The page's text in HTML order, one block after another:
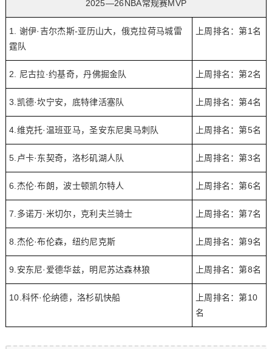
2025—26NBA常规赛MVP
1. 谢伊·吉尔杰斯-亚历山大，俄克拉荷马城雷
霆队
上周排名：第1名
2. 尼古拉·约基奇，丹佛掘金队 上周排名：第2名
3.凯德·坎宁安，底特律活塞队 上周排名：第4名
4.维克托·温班亚马，圣安东尼奥马刺队 上周排名：第5名
5.卢卡·东契奇，洛杉矶湖人队 上周排名：第3名
6.杰伦·布朗，波士顿凯尔特人 上周排名：第6名
7.多诺万·米切尔，克利夫兰骑士 上周排名：第7名
8.杰伦·布伦森，纽约尼克斯 上周排名：第9名
9.安东尼·爱德华兹，明尼苏达森林狼 上周排名：第8名
10.科怀·伦纳德，洛杉矶快船
上周排名：第10
名